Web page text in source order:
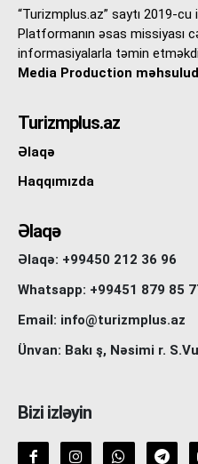
“Turizmplus.az” saytı 2019-
Platformanın əsas missiyası
informasiyalarla təmin
Media Production
Turizmplus.az
Əlaqə
Haqqımızda
Əlaqə
Əlaqə: +99450 212 36 96
Whatsapp: +99451 879 85
Email: info@turizmplus.az
Ünvan: Bakı ş, Nəsimi r.
Bizi izləyin